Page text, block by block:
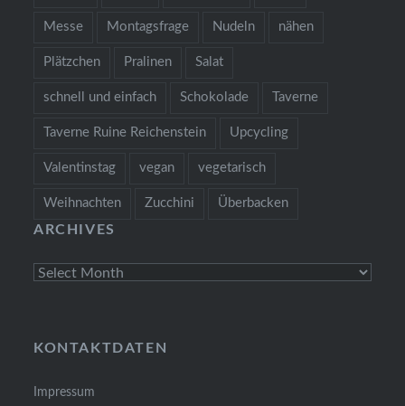
Messe Montagsfrage Nudeln nähen
Plätzchen Pralinen Salat
schnell und einfach Schokolade Taverne
Taverne Ruine Reichenstein Upcycling
Valentinstag vegan vegetarisch
Weihnachten Zucchini Überbacken
ARCHIVES
Archives
KONTAKTDATEN
Impressum